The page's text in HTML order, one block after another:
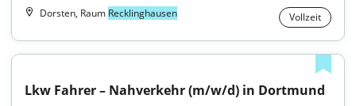
Dorsten, Raum Recklinghausen Vollzeit
Lkw Fahrer – Nahverkehr (m/w/d) in Dortmund